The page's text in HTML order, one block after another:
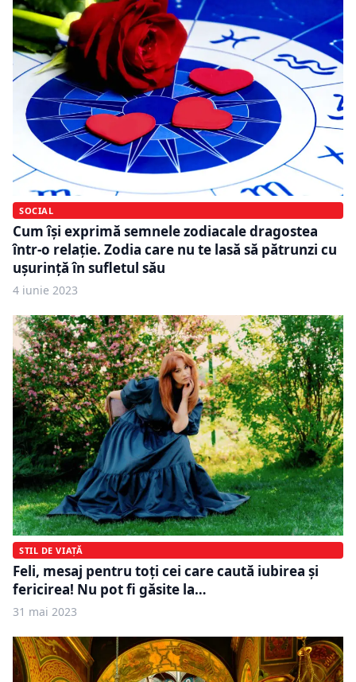
SOCIAL
Cum își exprimă semnele zodiacale dragostea
într-o relație. Zodia care nu te lasă să pătrunzi cu
ușurință în sufletul său
4 iunie 2023
STIL DE VIAȚĂ
Feli, mesaj pentru toți cei care caută iubirea și
fericirea! Nu pot fi găsite la…
31 mai 2023